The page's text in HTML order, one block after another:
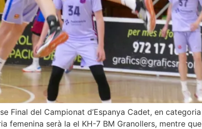
Final del Campionat d’Espanya Cadet, en
femenina serà la el KH-7 BM Granollers, mentre